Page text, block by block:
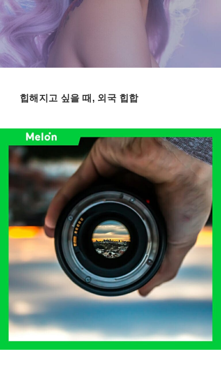
힙해지고 싶을 때, 외국 힙합